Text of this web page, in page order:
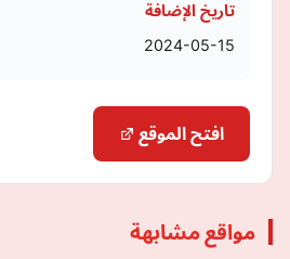
تاريخ الإضافة
2024-05-15
افتح الموقع
مواقع مشابهة